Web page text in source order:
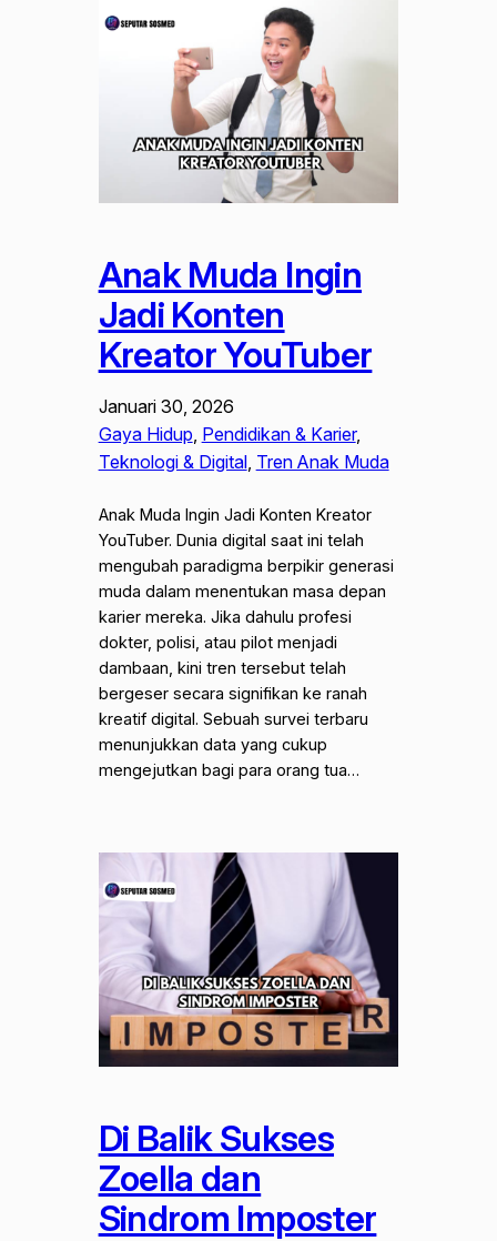
Anak Muda Ingin
Jadi Konten
Kreator YouTuber
Januari 30, 2026
Gaya Hidup Pendidikan & Karier
Teknologi & Digital, Tren Anak Muda
Anak Muda Ingin Jadi Konten Kreator
YouTuber. Dunia digital saat ini telah
mengubah paradigma berpikir generasi
muda dalam menentukan masa depan
karier mereka. Jika dahulu profesi
dokter, polisi, atau pilot menjadi
dambaan, kini tren tersebut telah
bergeser secara signifikan ke ranah
kreatif digital. Sebuah survei terbaru
menunjukkan data yang cukup
mengejutkan bagi para orang tua…
Di Balik Sukses
Zoella dan
Sindrom Imposter